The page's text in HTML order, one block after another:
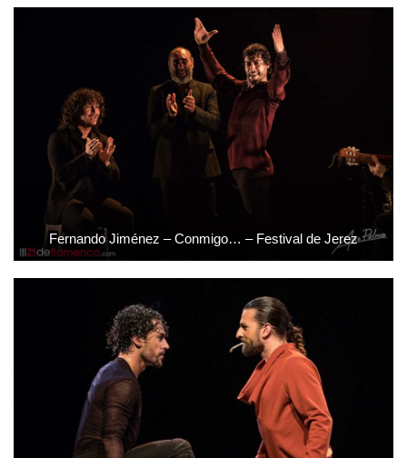
Fernando Jiménez – Conmigo… – Festival de Jerez